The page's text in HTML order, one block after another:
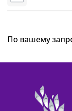
По вашему